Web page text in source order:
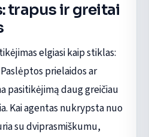
trapus ir greitai
elgiasi kaip stiklas:
prielaidos ar
pasitikėjimą daug greičiau
Kai agentas nukrypsta nuo
su dviprasmiškumu,